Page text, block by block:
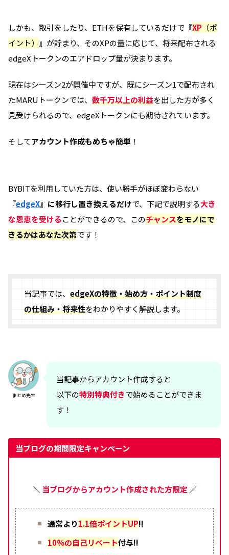
しかも、取引をしたり、ETHを保有しているだけで『XP （ポ
イント）
』が貯まり、そのXPの量に応じて、将来配布される
edgeXトークンのエアドロップ量が決まります。
現在はシーズン2が開催中ですが、既にシーズン1で配布され
たMARUトークンでは、 数千万以上の利益を出した方が多く
見受けられるので、edgeXトークンにも期待されています。
そしてアカウント作成もめちゃ簡単 ！
BYBITを利用していた方は、使い勝手がほぼ変わらない
『edgeX』に移行し置き換えるだけで、下記で説明する大き
な恩恵を受けることができるので、このチャンスをモノにで
きるかはあなた次第です！
当記事では、 edgeXの特徴・始め方・ポイント制度
の仕組み・将来性をわかりやすく解説します。
まとめ先生
当記事からアカウント作成すると
以下の特別特典付きで始めることができま
す！
当ブログの期間限定キャンペーン
＼ 当ブログからアカウント作成された方限定 ／
通常より1.1倍ポイントUP!!
10%の自己リベート付与!!